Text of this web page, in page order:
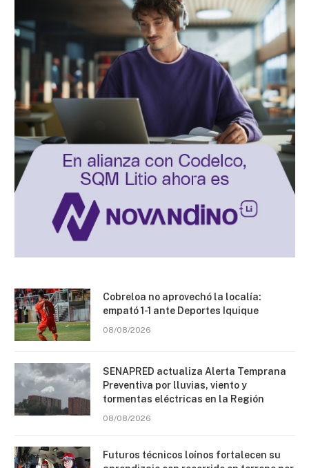
Cobreloa no aprovechó la localía:
empató 1-1 ante Deportes Iquique
08/08/2026
SENAPRED actualiza Alerta Temprana
Preventiva por lluvias, viento y
tormentas eléctricas en la Región
08/08/2026
Futuros técnicos loínos fortalecen su